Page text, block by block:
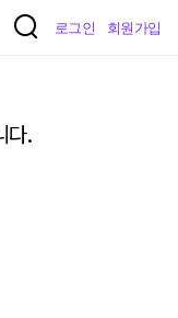
로그인 회원가입
다.